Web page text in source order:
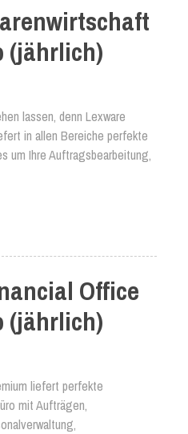
(jährlich)
lassen, denn Lexware
in allen Bereiche perfekte
um Ihre Auftragsbearbeitung,
Lexware Warenwirtschaft
Office
(jährlich)
liefert perfekte
mit Aufträgen,